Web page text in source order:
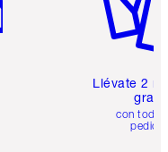
Llévate 2
gratis
con